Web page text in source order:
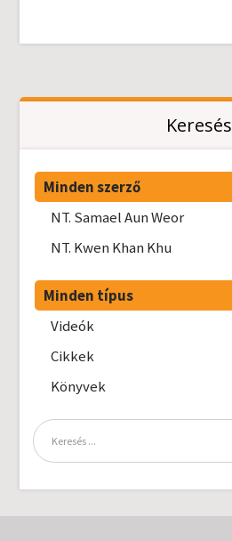
Keresés
Minden szerző
NT. Samael Aun Weor
NT. Kwen Khan Khu
Minden típus
Videók
Cikkek
Könyvek